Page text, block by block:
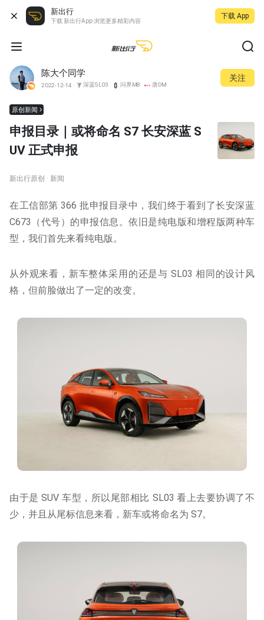
新出行
下载 新出行App 浏览更多精彩内容
下载 App
陈大个同学
2022-12-14 深蓝SL03 问界M8 唐DM
关注
原创新闻
申报目录｜或将命名 S7 长安深蓝 S
UV 正式申报
新出行原创 · 新闻
在工信部第 366 批申报目录中，我们终于看到了长安深蓝
C673（代号）的申报信息。依旧是纯电版和增程版两种车
型，我们首先来看纯电版。
从外观来看，新车整体采用的还是与 SL03 相同的设计风
格，但前脸做出了一定的改变。
由于是 SUV 车型，所以尾部相比 SL03 看上去要协调了不
少，并且从尾标信息来看，新车或将命名为 S7。